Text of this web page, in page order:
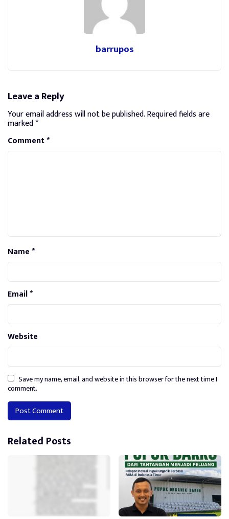
barrupos
Leave a Reply
Your email address will not be published.Required fields are
marked*
Comment*
Name*
Email*
Website
Save my name, email, and website in this browser for the next time I
comment.
Alternative:
Related Posts